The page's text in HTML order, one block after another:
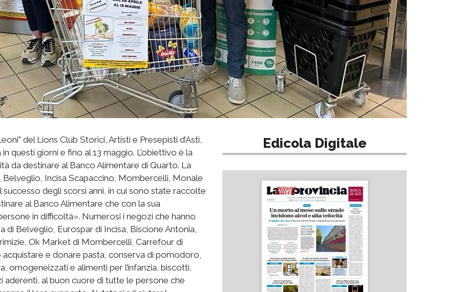
del Lions Club Storici, Artisti e Presepisti d’Asti,
questi giorni e fino al 13 maggio. L’obiettivo è la
da destinare al Banco Alimentare di Quarto. La
Incisa Scapaccino, Mombercelli, Monale
degli scorsi anni, in cui sono state raccolte
al Banco Alimentare che con la sua
in difficoltà». Numerosi i negozi che hanno
Belveglio, Eurospar di Incisa, Biscione Antonia,
Ok Market di Mombercelli, Carrefour di
e donare pasta, conserva di pomodoro,
omogeneizzati e alimenti per l’infanzia, biscotti,
al buon cuore di tutte le persone che
Edicola Digitale